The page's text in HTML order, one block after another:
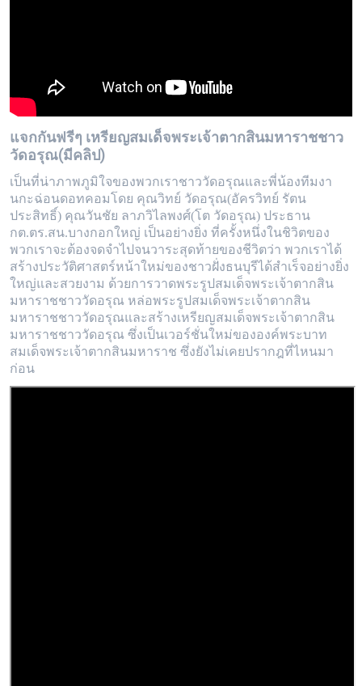
แจกกันฟรีๆ เหรียญสมเด็จพระเจ้าตากสินมหาราชชาว
วัดอรุณ(มีคลิป)
เป็นที่น่าภาพภูมิใจของพวกเราชาววัดอรุณและพี่น้องทีมงา
นกะฉ่อนดอทคอมโดย คุณวิทย์ วัดอรุณ(อัครวิทย์ รัตน
ประสิทธิ์) คุณวันชัย ลาภวิไลพงศ์(โต วัดอรุณ) ประธาน
กต.ตร.สน.บางกอกใหญ่ เป็นอย่างยิ่ง ที่ครั้งหนึ่งในชิวิตของ
พวกเราจะต้องจดจำไปจนวาระสุดท้ายของชีวิตว่า พวกเราได้
สร้างประวัติศาสตร์หน้าใหม่ของชาวฝั่งธนบุรีได้สำเร็จอย่างยิ่ง
ใหญ่และสวยงาม ด้วยการวาดพระรูปสมเด็จพระเจ้าตากสิน
มหาราชชาววัดอรุณ หล่อพระรูปสมเด็จพระเจ้าตากสิน
มหาราชชาววัดอรุณและสร้างเหรียญสมเด็จพระเจ้าตากสิน
มหาราชชาววัดอรุณ ซึ่งเป็นเวอร์ชั่นใหม่ขององค์พระบาท
สมเด็จพระเจ้าตากสินมหาราช ซึ่งยังไม่เคยปรากฎที่ไหนมา
ก่อน